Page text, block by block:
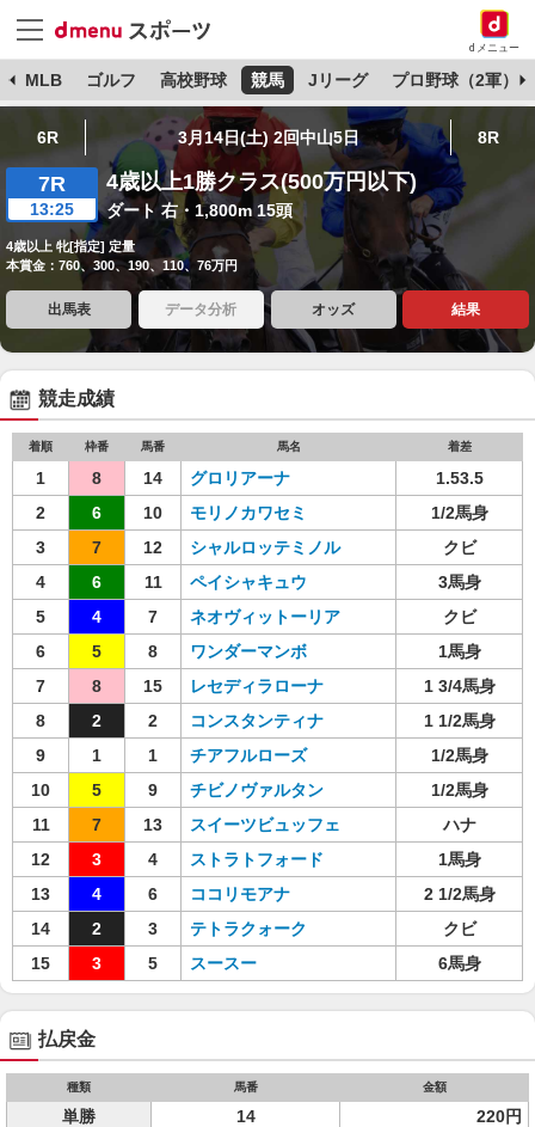
dメニュー
MLB ゴルフ 高校野球 競馬 Jリーグ プロ野球（2軍）
6R 3月14日(土) 2回中山5日 8R
7R
13:25
4歳以上1勝クラス(500万円以下)
ダート 右・1,800m 15頭
4歳以上 牝[指定] 定量
本賞金：760、300、190、110、76万円
出馬表 データ分析 オッズ 結果
競走成績
着順 枠番 馬番 馬名 着差
1 8 14 グロリアーナ
1.53.5
2
6 10 モリノカワセミ
1/2馬身
3
7 12 シャルロッテミノル
クビ
4
6 11 ペイシャキュウ
3馬身
5
4 7 ネオヴィットーリア
クビ
6
5 8 ワンダーマンボ
1馬身
7
8 15 レセディラローナ
1 3/4馬身
8
2 2 コンスタンティナ
1 1/2馬身
9
1 1 チアフルローズ
1/2馬身
10
5 9 チビノヴァルタン
1/2馬身
11
7 13 スイーツビュッフェ
ハナ
12
3 4 ストラトフォード
1馬身
13
4 6 ココリモアナ
2 1/2馬身
14
2 3 テトラクォーク
クビ
15
3 5 スースー 6馬身
払戻金
種類 馬番 金額
単勝 14 220円